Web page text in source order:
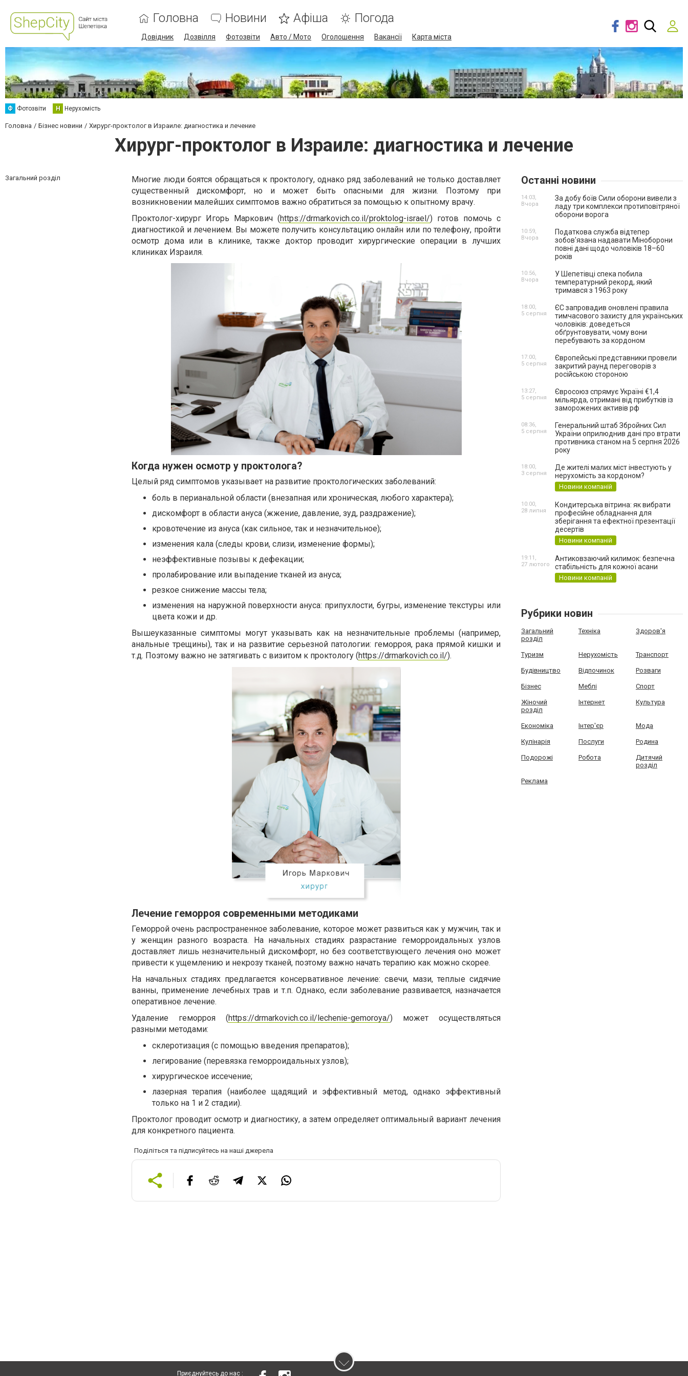
Головна Новини Афіша Погода
Довідник Дозвілля Фотозвіти Авто / Мото Оголошення Вакансії Карта міста
Ф Фотозвіти Н Нерухомість
Головна Бізнес новини Хирург-проктолог в Израиле: диагностика и лечение
Хирург-проктолог в Израиле: диагностика и лечение
Загальний розділ
Многие люди боятся обращаться к проктологу, однако ряд заболеваний не только доставляет
существенный дискомфорт, но и может быть опасными для жизни. Поэтому при
возникновении малейших симптомов важно обратиться за помощью к опытному врачу.
Проктолог-хирург Игорь Маркович (https://drmarkovich.co.il/proktolog-israel/) готов помочь с
диагностикой и лечением. Вы можете получить консультацию онлайн или по телефону, пройти
осмотр дома или в клинике, также доктор проводит хирургические операции в лучших
клиниках Израиля.
Когда нужен осмотр у проктолога?
Целый ряд симптомов указывает на развитие проктологических заболеваний:
боль в перианальной области (внезапная или хроническая, любого характера);
дискомфорт в области ануса (жжение, давление, зуд, раздражение);
кровотечение из ануса (как сильное, так и незначительное);
изменения кала (следы крови, слизи, изменение формы);
неэффективные позывы к дефекации;
пролабирование или выпадение тканей из ануса;
резкое снижение массы тела;
изменения на наружной поверхности ануса: припухлости, бугры, изменение текстуры или
цвета кожи и др.
Вышеуказанные симптомы могут указывать как на незначительные проблемы (например,
анальные трещины), так и на развитие серьезной патологии: геморроя, рака прямой кишки и
т.д. Поэтому важно не затягивать с визитом к проктологу (https://drmarkovich.co.il/).
Лечение геморроя современными методиками
Геморрой очень распространенное заболевание, которое может развиться как у мужчин, так и
у женщин разного возраста. На начальных стадиях разрастание геморроидальных узлов
доставляет лишь незначительный дискомфорт, но без соответствующего лечения оно может
привести к ущемлению и некрозу тканей, поэтому важно начать терапию как можно скорее.
На начальных стадиях предлагается консервативное лечение: свечи, мази, теплые сидячие
ванны, применение лечебных трав и т.п. Однако, если заболевание развивается, назначается
оперативное лечение.
Удаление геморроя (https://drmarkovich.co.il/lechenie-gemoroya/) может осуществляться
разными методами:
склеротизация (с помощью введения препаратов);
легирование (перевязка геморроидальных узлов);
хирургическое иссечение;
лазерная терапия (наиболее щадящий и эффективный метод, однако эффективный
только на 1 и 2 стадии).
Проктолог проводит осмотр и диагностику, а затем определяет оптимальный вариант лечения
для конкретного пациента.
Поділіться та підписуйтесь на наші джерела
Останні новини
За добу боїв Сили оборони вивели з
ладу три комплекси протиповітряної
оборони ворога
14:03,
Вчора
Податкова служба відтепер
зобов'язана надавати Міноборони
повні дані щодо чоловіків 18–60
років
10:59,
Вчора
У Шепетівці спека побила
температурний рекорд, який
тримався з 1963 року
10:56,
Вчора
ЄС запровадив оновлені правила
тимчасового захисту для українських
чоловіків: доведеться
обґрунтовувати, чому вони
перебувають за кордоном
18:00,
5 серпня
Європейські представники провели
закритий раунд переговорів з
російською стороною
17:00,
5 серпня
Євросоюз спрямує Україні €1,4
мільярда, отримані від прибутків із
заморожених активів рф
13:27,
5 серпня
Генеральний штаб Збройних Сил
України оприлюднив дані про втрати
противника станом на 5 серпня 2026
року
08:36,
5 серпня
Де жителі малих міст інвестують у
нерухомість за кордоном?
Новини компаній
18:00,
3 серпня
Кондитерська вітрина: як вибрати
професійне обладнання для
зберігання та ефектної презентації
десертів
Новини компаній
10:00,
28 липня
Антиковзаючий килимок: безпечна
стабільність для кожної асани
Новини компаній
19:11,
27 лютого
Рубрики новин
Загальний
розділ
Техніка Здоров'я
Туризм Нерухомість Транспорт
Будівництво Відпочинок Розваги
Бізнес Меблі Спорт
Жіночий
розділ
Інтернет Культура
Економіка Інтер'єр Мода
Кулінарія Послуги Родина
Подорожі Робота
Дитячий
розділ
Реклама
Приєднуйтесь до нас :